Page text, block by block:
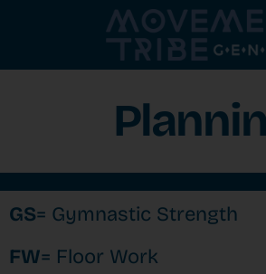
GS= Gymnastic Strength
FW= Floor Work